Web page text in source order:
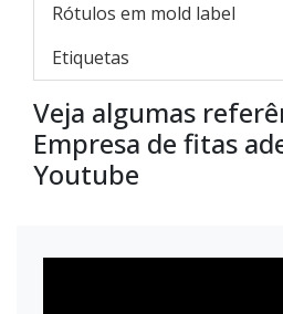
Rótulos em mold label
Etiquetas
Veja algumas
Empresa de fitas
Youtube